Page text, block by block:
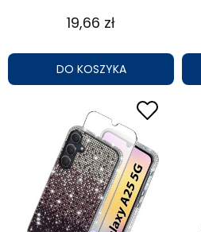
19,66 zł
DO KOSZYKA